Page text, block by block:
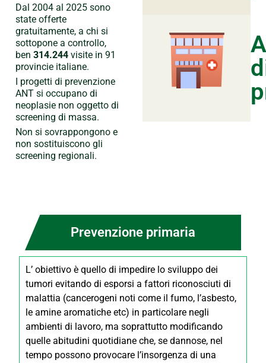
Dal 2004 al 2025 sono
state offerte
gratuitamente, a chi si
sottopone a controllo,
ben 314.244 visite in 91
provincie italiane.
I progetti di prevenzione
ANT si occupano di
neoplasie non oggetto di
screening di massa.
Non si sovrappongono e
non sostituiscono gli
screening regionali.
Prevenzione primaria
L’ obiettivo è quello di impedire lo sviluppo dei
tumori evitando di esporsi a fattori riconosciuti di
malattia (cancerogeni noti come il fumo, l’asbesto,
le amine aromatiche etc) in particolare negli
ambienti di lavoro, ma soprattutto modificando
quelle abitudini quotidiane che, se dannose, nel
tempo possono provocare l’insorgenza di una